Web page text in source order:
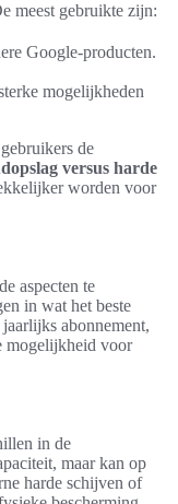
meest gebruikte zijn:
Google-producten.
mogelijkheden
de
versus harde
worden voor
aspecten te
in wat het beste
abonnement,
mogelijkheid voor
in de
maar kan op
harde schijven of